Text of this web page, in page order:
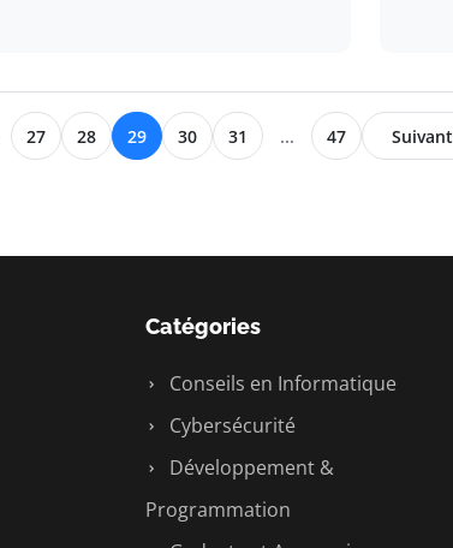
27 28 29 30 31 ... 47 Suivant
Catégories
Conseils en Informatique
Cybersécurité
Développement &
Programmation